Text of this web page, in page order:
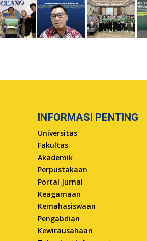
INFORMASI PENTING
Universitas
Fakultas
Akademik
Perpustakaan
Portal Jurnal
Keagamaan
Kemahasiswaan
Pengabdian
Kewirausahaan